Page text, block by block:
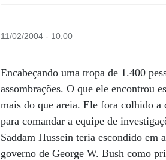
11/02/2004 - 10:00
Encabeçando uma tropa de 1.400
assombrações. O que ele encontrou
mais do que areia. Ele fora colhido
para comandar a equipe de
Saddam Hussein teria escondido em
governo de George W. Bush como